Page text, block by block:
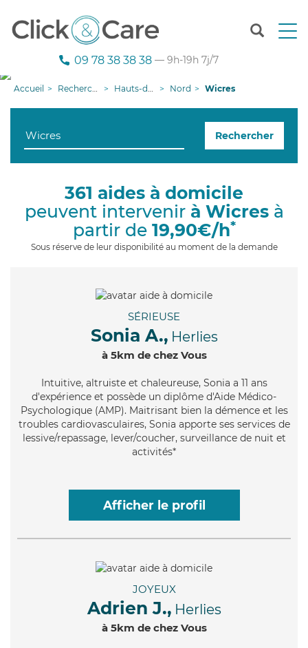
T
n
g
09 78 38 38 38 — 9h-19h 7j/7
Accueil Recherche aide à domicile Hauts-de-France Nord Wicres
Rechercher
361 aides à domicile
peuvent intervenir à Wicresà
partir de 19,90€/h*
Sous réserve de leur disponibilité au moment de la demande
SÉRIEUSE
Sonia A., Herlies
à 5km de chez Vous
Intuitive, altruiste et chaleureuse, Sonia a 11 ans
d'expérience et possède un diplôme d'Aide Médico-
Psychologique (AMP). Maitrisant bien la démence et les
troubles cardiovasculaires, Sonia apporte ses services de
lessive/repassage, lever/coucher, surveillance de nuit et
activités*
Afficher le profil
JOYEUX
Adrien J., Herlies
à 5km de chez Vous